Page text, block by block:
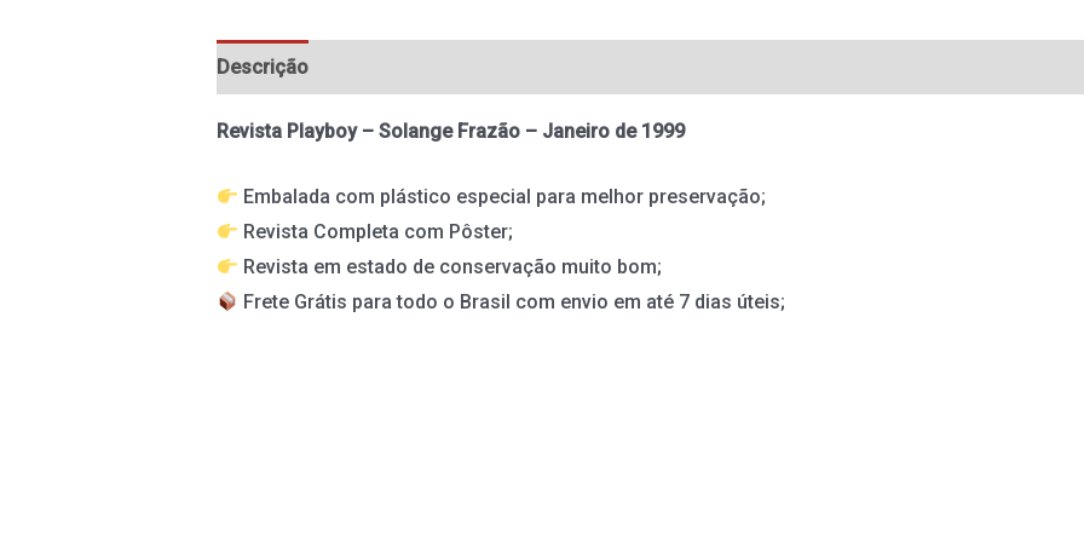
Descrição
Revista Playboy – Solange Frazão – Janeiro de 1999
Embalada com plástico especial para melhor preservação;
Revista Completa com Pôster;
Revista em estado de conservação muito bom;
Frete Grátis para todo o Brasil com envio em até 7 dias úteis;